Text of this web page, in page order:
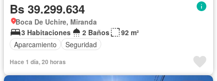
Bs 39.299.634
Boca De Uchire, Miranda
3 Habitaciones
2 Baños
92 m²
Aparcamiento
Seguridad
Hace 1 día, 20 horas